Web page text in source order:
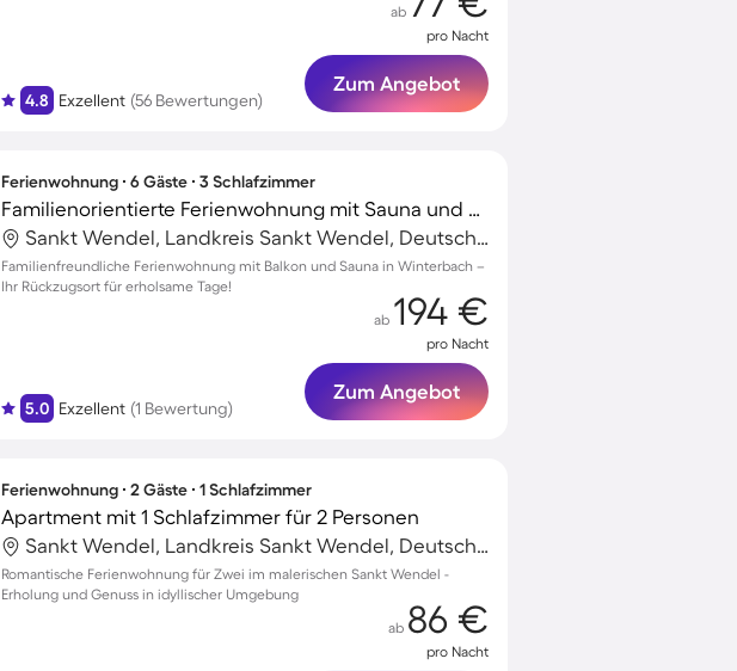
4.8 Exzellent (56 Bewertungen)
ab
pro Nacht
Zum Angebot
Ferienwohnung ∙ 6 Gäste ∙ 3 Schlafzimmer
Familienorientierte Ferienwohnung mit Sauna und Grill
Sankt Wendel, Landkreis Sankt Wendel, Deutschland
Familienfreundliche Ferienwohnung mit Balkon und Sauna in Winterbach –
Ihr Rückzugsort für erholsame Tage!
5.0 Exzellent (1 Bewertung)
ab 194 €
pro Nacht
Zum Angebot
Ferienwohnung ∙ 2 Gäste ∙ 1 Schlafzimmer
Apartment mit 1 Schlafzimmer für 2 Personen
Sankt Wendel, Landkreis Sankt Wendel, Deutschland
Romantische Ferienwohnung für Zwei im malerischen Sankt Wendel -
Erholung und Genuss in idyllischer Umgebung
ab 86 €
pro Nacht